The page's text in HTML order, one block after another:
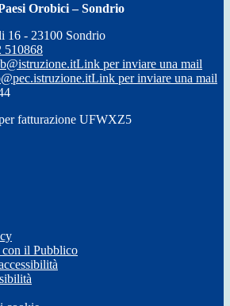
Orobici – Sondrio
16 - 23100 Sondrio
510868
Link per inviare una mail
Link per inviare una mail
fatturazione UFWXZ5
il Pubblico